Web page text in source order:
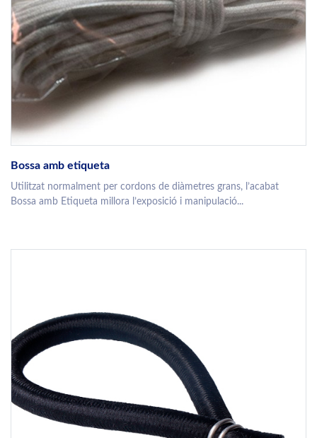
Bossa amb etiqueta
Utilitzat normalment per cordons de diàmetres grans, l’acabat
Bossa amb Etiqueta millora l’exposició i manipulació...